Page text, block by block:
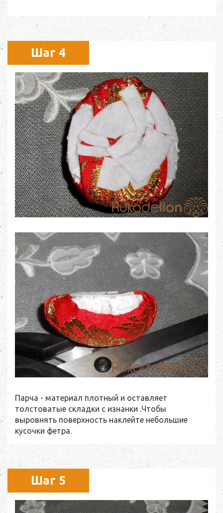
Шаг 4
Парча - материал плотный и оставляет
толстоватые складки с изнанки .Чтобы
выровнять поверхность наклейте небольшие
кусочки фетра.
Шаг 5